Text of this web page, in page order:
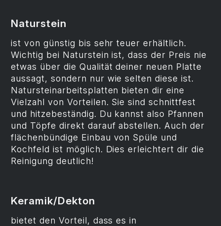
Naturstein
ist von günstig bis sehr teuer erhältlich.
Wichtig bei Naturstein ist, dass der Preis nie
etwas über die Qualität deiner neuen Platte
aussagt, sondern nur wie selten diese ist.
Natursteinarbeitsplatten bieten dir eine
Vielzahl von Vorteilen. Sie sind schnittfest
und hitzebeständig. Du kannst also Pfannen
und Töpfe direkt darauf abstellen. Auch der
flächenbündige Einbau von Spüle und
Kochfeld ist möglich. Dies erleichtert dir die
Reinigung deutlich!
Keramik/Dekton
bietet den Vorteil, dass es in